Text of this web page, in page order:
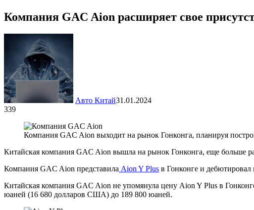
Компания GAC Aion расширяет свое
Авто Китай31.01.2024
339
Компания GAC Aion выходит на рынок Гонконга, планируя
Китайская компания GAC Aion вышла на рынок Гонконга, еще больше
Компания GAC Aion представила Aion Y Plus в Гонконге и дебютировал
Китайская компания GAC Aion не упомянула цену Aion Y Plus в
юаней (16 680 долларов США) до 189 800 юаней.